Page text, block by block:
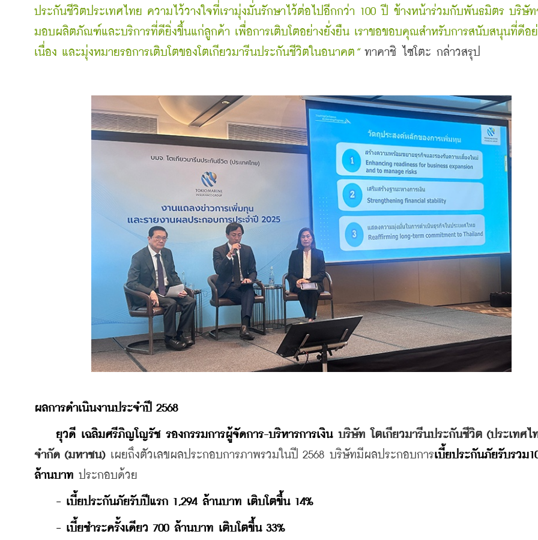
ประกันชีวิตประเทศไทย ความไว้วางใจที่เรามุ่งมั่นรักษาไว้ต่อไปอีกกว่า 100 ปี ข้างหน้าร่วมกับพันธมิตร บริษัท
มอบผลิตภัณฑ์และบริการที่ดียิ่งขึ้นแก่ลูกค้า เพื่อการเติบโตอย่างยั่งยืน เราขอขอบคุณสำหรับการสนับสนุนที่ดีอ
เนื่อง และมุ่งหมายรอการเติบโตของโตเกียวมารีนประกันชีวิตในอนาคต ” ทาคาชิ ไซโตะ กล่าวสรุป
ผลการดำเนินงานประจำปี 2568
ยุวดี เฉลิมศรีภิญโญรัช รองกรรมการผู้จัดการ-บริหารการเงิน บริษัท โตเกียวมารีนประกันชีวิต (ประเทศไ
จำกัด (มหาชน) เผยถึงตัวเลข ผลประกอบการภาพรวมในปี 2568 บริษัทมีผลประกอบการเบี้ยประกันภัยรับรวม
ล้านบาท ประกอบด้วย
- เบี้ยประกันภัยรับปีแรก 1,294 ล้านบาท เติบโตขึ้น 14%
- เบี้ยชำระครั้งเดียว 700 ล้านบาท เติบโตขึ้น 33%